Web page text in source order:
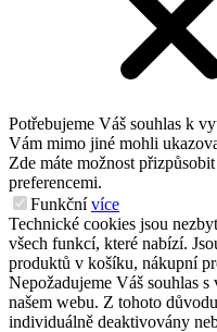
Potřebujeme Váš souhlas k
Vám mimo jiné mohli
Zde máte možnost
preferencemi.
Funkční více
Technické cookies jsou
všech funkcí, které nabízí.
produktů v košíku, nákupní
Nepožadujeme Váš souhlas
našem webu. Z tohoto
individuálně deaktivovány